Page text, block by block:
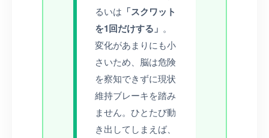
るいは 「スクワット
を1回だけする」 。
変化があまりにも小
さいため、脳は危険
を察知できずに現状
維持ブレーキを踏み
ません。ひとたび動
き出してしまえば、